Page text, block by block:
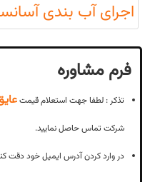
اجرای آب بندی
فرم مشاوره
تذکر : لطفا جهت استعلام قیمت
شرکت تماس حاصل نمایید.
در وارد کردن آدرس ایمیل خود دقت